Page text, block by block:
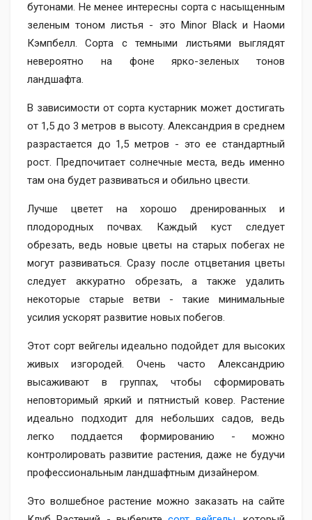
бутонами. Не менее интересны сорта с насыщенным
зеленым тоном листья - это Minor Black и Наоми
Кэмпбелл. Сорта с темными листьями выглядят
невероятно на фоне ярко-зеленых тонов
ландшафта.
В зависимости от сорта кустарник может достигать
от 1,5 до 3 метров в высоту. Александрия в среднем
разрастается до 1,5 метров - это ее стандартный
рост. Предпочитает солнечные места, ведь именно
там она будет развиваться и обильно цвести.
Лучше цветет на хорошо дренированных и
плодородных почвах. Каждый куст следует
обрезать, ведь новые цветы на старых побегах не
могут развиваться. Сразу после отцветания цветы
следует аккуратно обрезать, а также удалить
некоторые старые ветви - такие минимальные
усилия ускорят развитие новых побегов.
Этот сорт вейгелы идеально подойдет для высоких
живых изгородей. Очень часто Александрию
высаживают в группах, чтобы сформировать
неповторимый яркий и пятнистый ковер. Растение
идеально подходит для небольших садов, ведь
легко поддается формированию - можно
контролировать развитие растения, даже не будучи
профессиональным ландшафтным дизайнером.
Это волшебное растение можно заказать на сайте